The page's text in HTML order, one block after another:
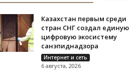
Казахстан первым среди
стран СНГ создал единую
цифровую экосистему
санэпиднадзора
Интернет и сеть
6 августа, 2026